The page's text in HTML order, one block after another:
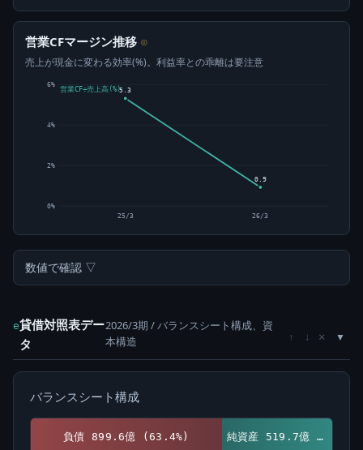
営業CFマージン推移 ⊙
売上が現金に変わる効率(%)。利益率との乖離は要注意
0%
2%
4%
6%
5.3
25/3
0.9
26/3
営業CF÷売上高(%)
数値で確認 ▽
e貸借対照表デー
タ
2026/3期 / バランスシート構成、資
本構造
↑ ↓ ×
バランスシート構成
負債 899.6億 (63.4%) 純資産 519.7億 (36.6%)